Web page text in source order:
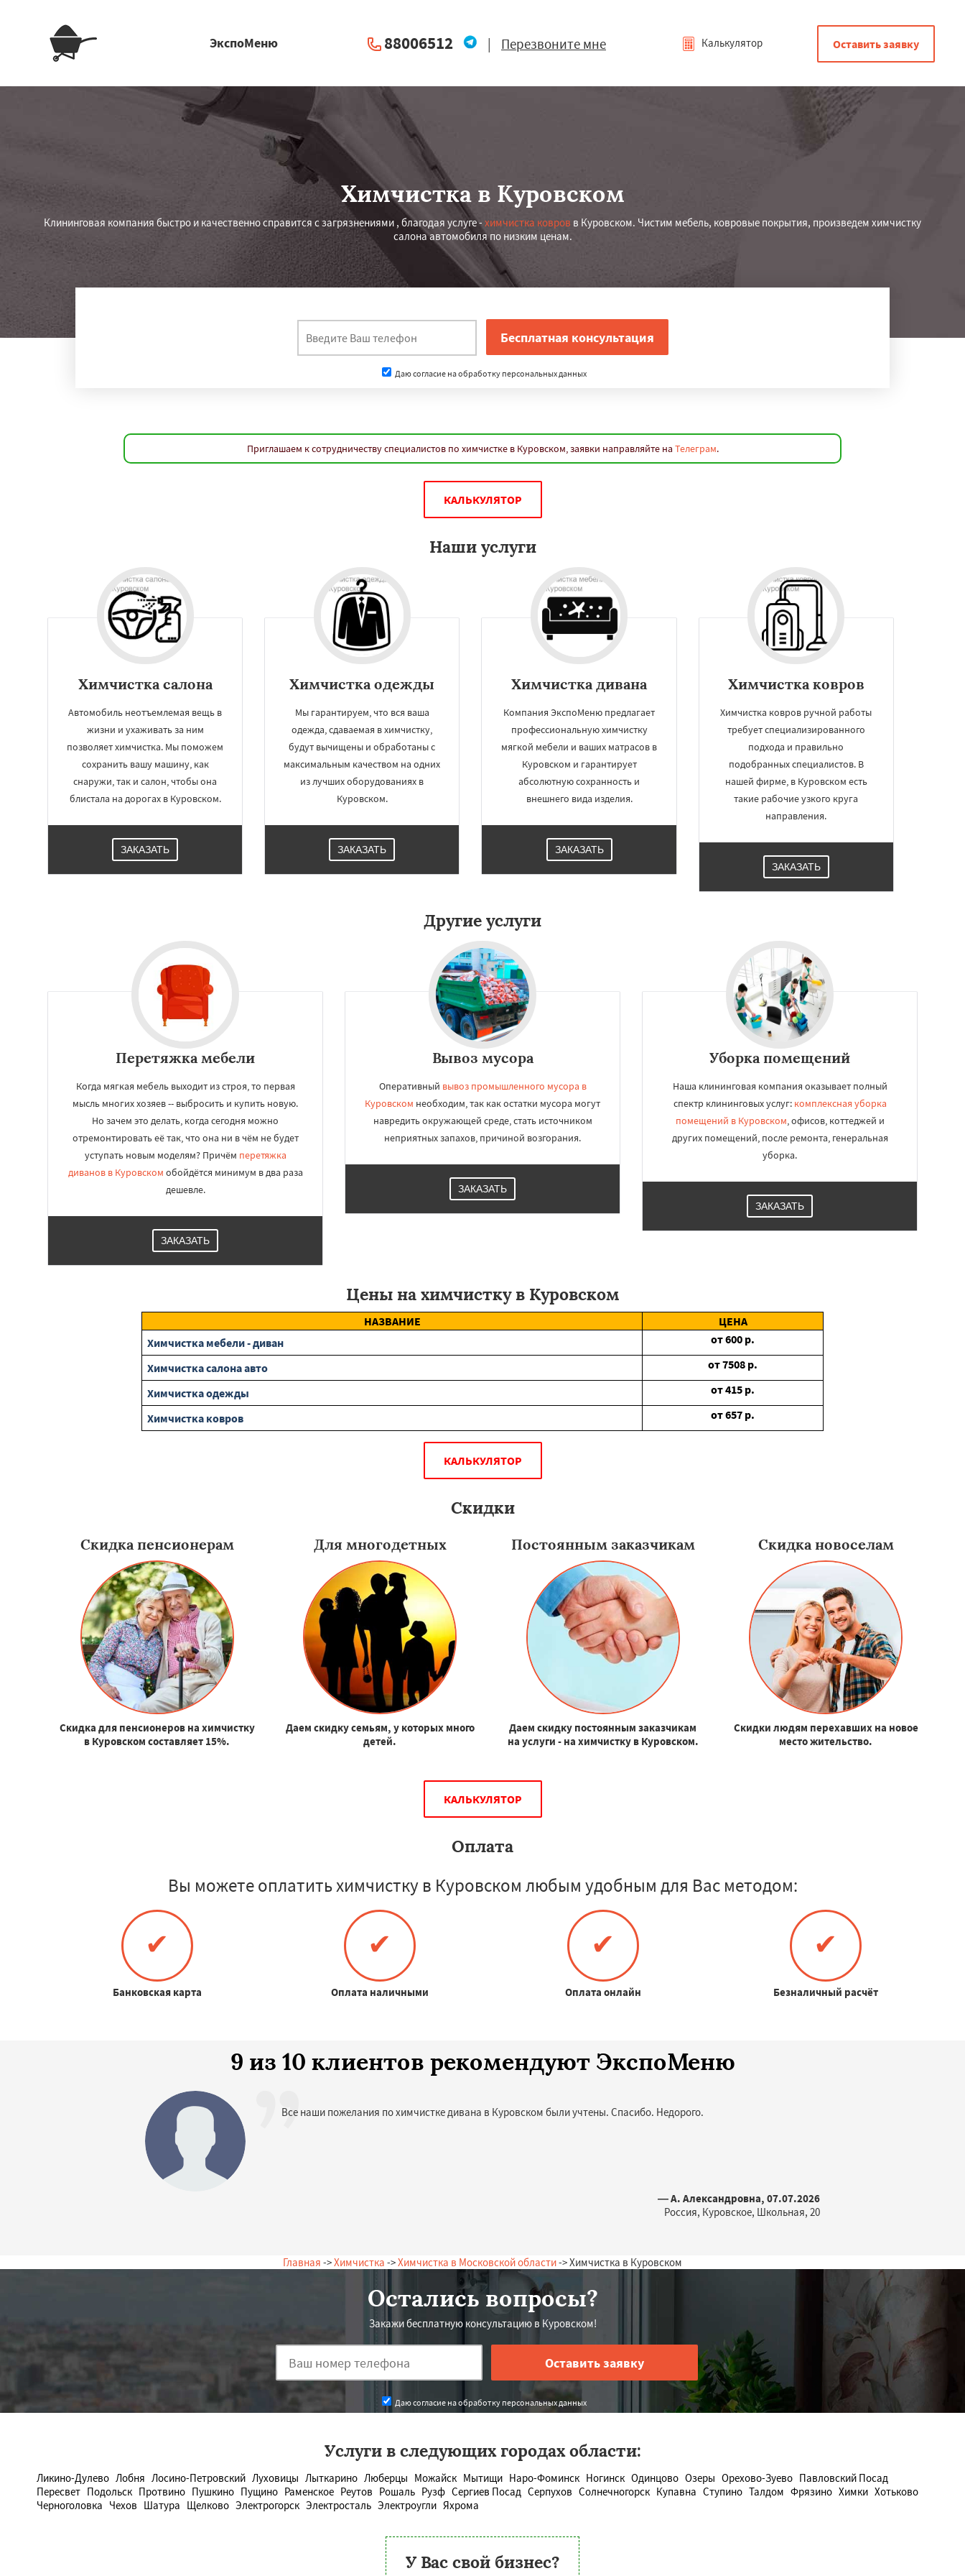
×
Ликино-Дулево
Лосино-Петровский
Луховицы Лыткарино
Люберцы
Мытищи
Наро-Фоминск
Одинцово Озеры
Орехово-Зуево
Павловский Посад
Пересвет
Пущино Раменское
Химки Хотьково Черноголовка Чехов
ЭкспоМеню 88006512 | Перезвоните мне Калькулятор Оставить заявку
Химчистка в Куровском
Клининговая компания быстро и качественно справится с загрязнениями , благодая услуге - химчистка ковров в Куровском. Чистим мебель, ковровые покрытия, произведем химчистку
салона автомобиля по низким ценам.
Даю согласие на обработку персональных данных
Приглашаем к сотрудничеству специалистов по химчистке в Куровском, заявки направляйте на Телеграм.
КАЛЬКУЛЯТОР
Наши услуги
Химчистка салона
Автомобиль неотъемлемая вещь в
жизни и ухаживать за ним
позволяет химчистка. Мы поможем
сохранить вашу машину, как
снаружи, так и салон, чтобы она
блистала на дорогах в Куровском.
ЗАКАЗАТЬ
Химчистка одежды
Мы гарантируем, что вся ваша
одежда, сдаваемая в химчистку,
будут вычищены и обработаны с
максимальным качеством на одних
из лучших оборудованиях в
Куровском.
ЗАКАЗАТЬ
Химчистка дивана
Компания ЭкспоМеню предлагает
профессиональную химчистку
мягкой мебели и ваших матрасов в
Куровском и гарантирует
абсолютную сохранность и
внешнего вида изделия.
ЗАКАЗАТЬ
Химчистка ковров
Химчистка ковров ручной работы
требует специализированного
подхода и правильно
подобранных специалистов. В
нашей фирме, в Куровском есть
такие рабочие узкого круга
направления.
ЗАКАЗАТЬ
Другие услуги
Перетяжка мебели
Когда мягкая мебель выходит из строя, то первая
мысль многих хозяев -- выбросить и купить новую.
Но зачем это делать, когда сегодня можно
отремонтировать её так, что она ни в чём не будет
уступать новым моделям? Причём перетяжка
диванов в Куровском обойдётся минимум в два раза
дешевле.
ЗАКАЗАТЬ
Вывоз мусора
Оперативный вывоз промышленного мусора в
Куровском необходим, так как остатки мусора могут
навредить окружающей среде, стать источником
неприятных запахов, причиной возгорания.
ЗАКАЗАТЬ
Уборка помещений
Наша клининговая компания оказывает полный
спектр клининговых услуг: комплексная уборка
помещений в Куровском, офисов, коттеджей и
других помещений, после ремонта, генеральная
уборка.
ЗАКАЗАТЬ
Цены на химчистку в Куровском
НАЗВАНИЕ
ЦЕНА
Химчистка мебели - диван
от600 р.
Химчистка салона авто
от7508 р.
Химчистка одежды
от415 р.
Химчистка ковров
от657 р.
КАЛЬКУЛЯТОР
Скидки
Скидка пенсионерам
Скидка для пенсионеров на химчистку
в Куровском составляет 15%.
Для многодетных
Даем скидку семьям, у которых много
детей.
Постоянным заказчикам
Даем скидку постоянным заказчикам
на услуги - на химчистку в Куровском.
Скидка новоселам
Скидки людям перехавших на новое
место жительство.
КАЛЬКУЛЯТОР
Оплата
Вы можете оплатить химчистку в Куровском любым удобным для Вас методом:
✔
Банковская карта
✔
Оплата наличными
✔
Оплата онлайн
✔
Безналичный расчёт
9 из 10 клиентов рекомендуют ЭкспоМеню
Все наши пожелания по химчистке дивана в Куровском были учтены. Спасибо. Недорого.
— А. Александровна, 07.07.2026
Россия, Куровское, Школьная, 20
Главная ->Химчистка ->Химчистка в Московской области-> Химчистка в Куровском
Остались вопросы?
Закажи бесплатную консультацию в Куровском!
Даю согласие на обработку персональных данных
Услуги в следующих городах области:
Ликино-Дулево Лобня Лосино-Петровский Луховицы Лыткарино Люберцы Можайск Мытищи Наро-Фоминск Ногинск Одинцово Озеры Орехово-Зуево Павловский Посад
Пересвет Подольск Протвино Пушкино Пущино Раменское Реутов Рошаль Рузф Сергиев Посад Серпухов Солнечногорск Купавна Ступино Талдом Фрязино Химки Хотьково
Черноголовка Чехов Шатура Щелково Электрогорск Электросталь Электроугли Яхрома
У Вас свой бизнес?
УЗНАТЬ ПОДРОБНЕЕ
Даю согласие на обработку персональных данных